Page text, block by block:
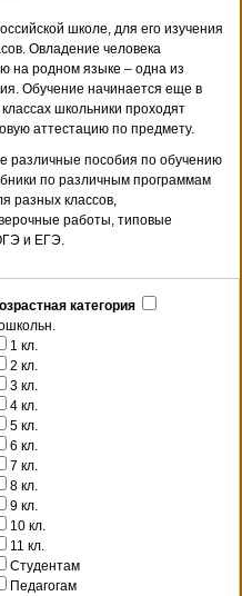
школе, для его изучения
Овладение человека
на родном языке – одна из
Обучение начинается еще в
школьники проходят
аттестацию по предмету.
различные пособия по обучению
по различным программам
разных классов,
работы, типовые
и ЕГЭ.
категория
1 кл.
2 кл.
3 кл.
4 кл.
5 кл.
6 кл.
7 кл.
8 кл.
9 кл.
10 кл.
11 кл.
Студентам
Педагогам